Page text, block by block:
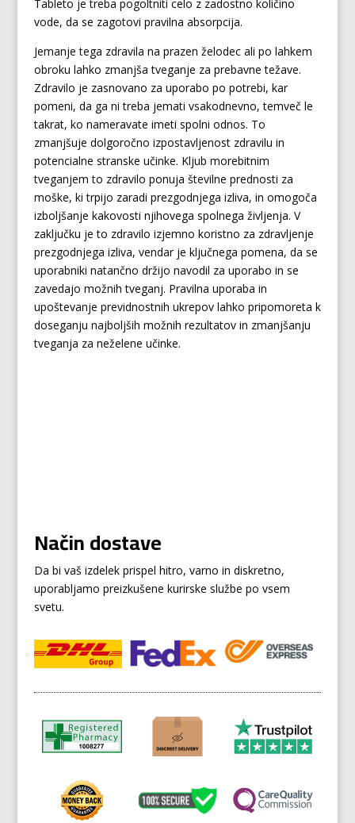
Tableto je treba pogoltniti celo z zadostno količino
vode, da se zagotovi pravilna absorpcija.
Jemanje tega zdravila na prazen želodec ali po lahkem
obroku lahko zmanjša tveganje za prebavne težave.
Zdravilo je zasnovano za uporabo po potrebi, kar
pomeni, da ga ni treba jemati vsakodnevno, temveč le
takrat, ko nameravate imeti spolni odnos. To
zmanjšuje dolgoročno izpostavljenost zdravilu in
potencialne stranske učinke. Kljub morebitnim
tveganjem to zdravilo ponuja številne prednosti za
moške, ki trpijo zaradi prezgodnjega izliva, in omogoča
izboljšanje kakovosti njihovega spolnega življenja. V
zaključku je to zdravilo izjemno koristno za zdravljenje
prezgodnjega izliva, vendar je ključnega pomena, da se
uporabniki natančno držijo navodil za uporabo in se
zavedajo možnih tveganj. Pravilna uporaba in
upoštevanje previdnostnih ukrepov lahko pripomoreta k
doseganju najboljših možnih rezultatov in zmanjšanju
tveganja za neželene učinke.
Način dostave
Da bi vaš izdelek prispel hitro, varno in diskretno,
uporabljamo preizkušene kurirske službe po vsem
svetu.